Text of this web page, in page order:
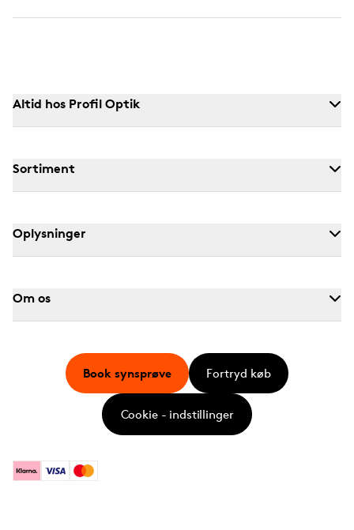
Altid hos Profil Optik
Sortiment
Oplysninger
Om os
KlarnaVisa Mastercard
Book synsprøve Fortryd køb
Cookie - indstillinger